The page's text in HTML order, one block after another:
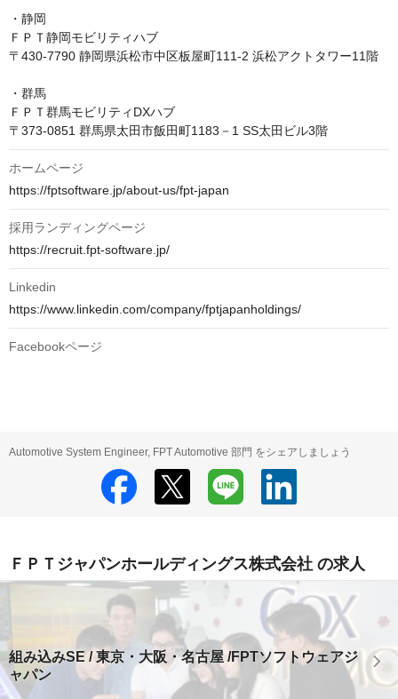
・静岡
ＦＰＴ静岡モビリティハブ
〒430-7790 静岡県浜松市中区板屋町111-2 浜松アクトタワー11階
・群馬
ＦＰＴ群馬モビリティDXハブ
ホームページ
https://fptsoftware.jp/about-us/fpt-japan
採用ランディングページ
https://recruit.fpt-software.jp/
Linkedin
https://www.linkedin.com/company/fptjapanholdings/
Facebookページ
Automotive System Engineer, FPT Automotive 部門 をシェアしましょう
ＦＰＴジャパンホールディングス株式会社 の求人
組み込みSE / 東京・大阪・名古屋 /FPTソフトウェアジ
ャパン